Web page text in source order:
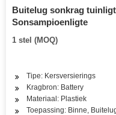
Buitelug sonkrag
Sonsampioenligte
1 stel (MOQ)
Tipe: Kersversierings
Kragbron: Battery
Materiaal: Plastiek
Toepassing: Binne,